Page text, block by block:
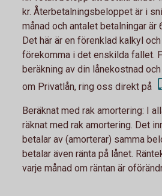
kr. Återbetalningsbeloppet är i
månad och antalet betalningar är
Det här är en förenklad kalkyl
förekomma i det enskilda fallet.
beräkning av din lånekostnad
om Privatlån, ring oss direkt på
Beräknat med rak amortering: I
räknat med rak amortering. Det
betalar av (amorterar) samma
betalar även ränta på lånet.
varje månad om räntan är